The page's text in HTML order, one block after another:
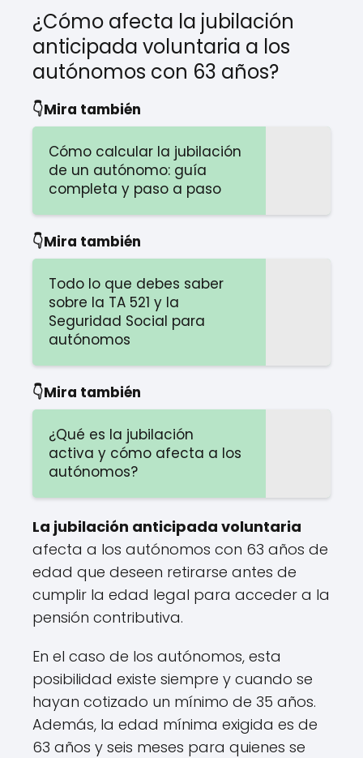
¿Cómo afecta la jubilación
anticipada voluntaria a los
autónomos con 63 años?
👇Mira también
Cómo calcular la jubilación
de un autónomo: guía
completa y paso a paso
👇Mira también
Todo lo que debes saber
sobre la TA 521 y la
Seguridad Social para
autónomos
👇Mira también
¿Qué es la jubilación
activa y cómo afecta a los
autónomos?
La jubilación anticipada voluntaria
afecta a los autónomos con 63 años de
edad que deseen retirarse antes de
cumplir la edad legal para acceder a la
pensión contributiva.
En el caso de los autónomos, esta
posibilidad existe siempre y cuando se
hayan cotizado un mínimo de 35 años.
Además, la edad mínima exigida es de
63 años y seis meses para quienes se